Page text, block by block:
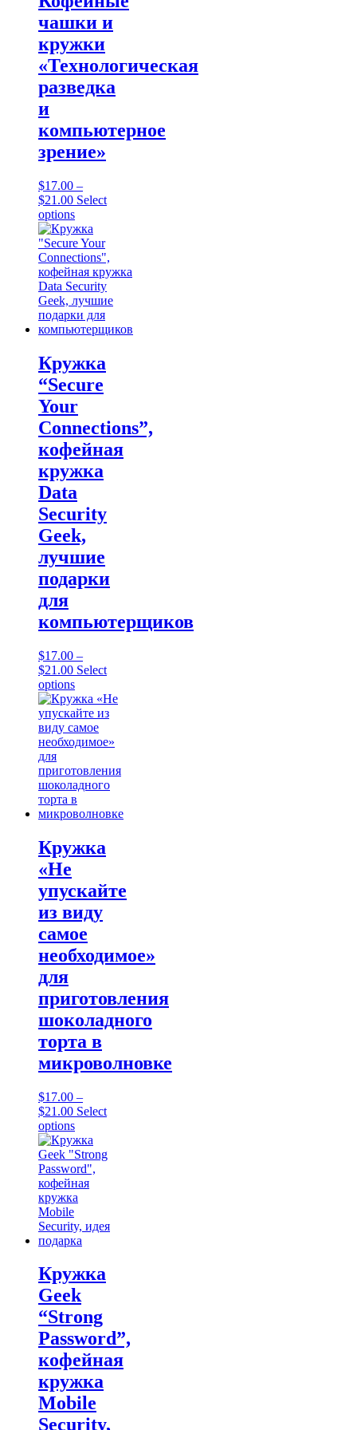
chosen
on
product
page
чашки и
кружки
«Технологическая
разведка
и
компьютерное
зрение»
$17.00 –
$21.00Price
range:
$17.00
through
$21.00
Select
optionsThis
product
has
multiple
variants.
The
options
may
be
the
product
Кружка
“Secure
Your
Connections”,
кофейная
кружка
Data
Security
Geek,
лучшие
подарки
для
компьютерщиков
$17.00 –
$21.00Price
range:
$17.00
through
$21.00
Select
optionsThis
product
has
multiple
variants.
options
may
be
chosen
product
Кружка
«Не
упускайте
из виду
самое
необходимое»
для
приготовления
шоколадного
торта в
микроволновке
$17.00 –
$21.00Price
range:
$17.00
through
$21.00
Select
optionsThis
product
has
multiple
variants.
The
may
be
on
the
product
page
Кружка
Geek
“Strong
Password”,
кофейная
кружка
Mobile
Security,